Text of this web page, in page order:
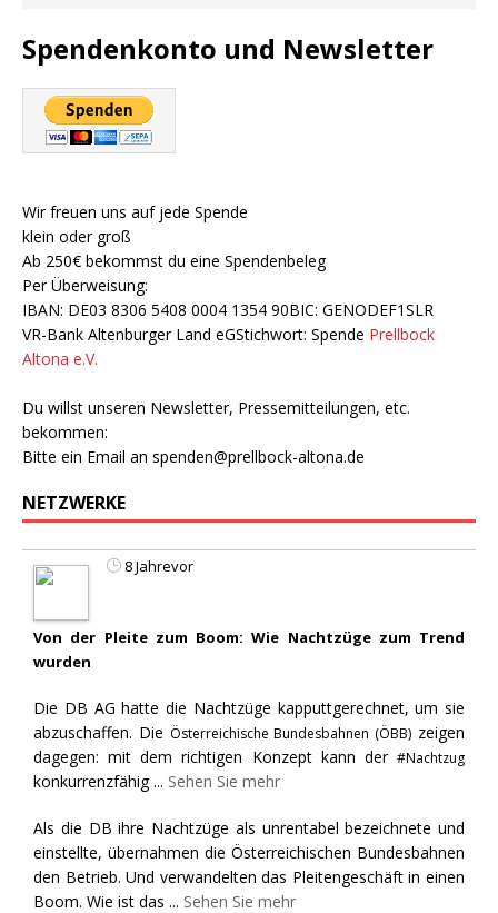
Spendenkonto und Newsletter
Wir freuen uns auf jede Spende
klein oder groß
Ab 250€ bekommst du eine Spendenbeleg
Per Überweisung:
IBAN: DE03 8306 5408 0004 1354 90BIC: GENODEF1SLR
VR-Bank Altenburger Land eGStichwort: Spende Prellbock
Altona e.V.
Du willst unseren Newsletter, Pressemitteilungen, etc.
bekommen:
Bitte ein Email an spenden@prellbock-altona.de
NETZWERKE
8 Jahrevor
Von der Pleite zum Boom: Wie Nachtzüge zum Trend
wurden
Die DB AG hatte die Nachtzüge kapputtgerechnet, um sie
abzuschaffen. Die Österreichische Bundesbahnen (ÖBB) zeigen
dagegen: mit dem richtigen Konzept kann der #Nachtzug
konkurrenzfähig ... Sehen Sie mehr
Als die DB ihre Nachtzüge als unrentabel bezeichnete und
einstellte, übernahmen die Österreichischen Bundesbahnen
den Betrieb. Und verwandelten das Pleitengeschäft in einen
Boom. Wie ist das ... Sehen Sie mehr